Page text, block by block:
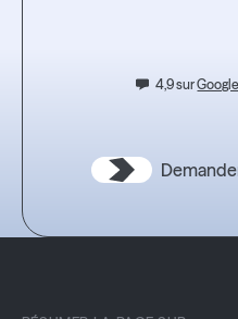
4,9 surGoogle